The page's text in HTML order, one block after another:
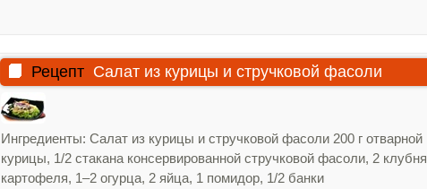
Рецепт Салат из курицы и стручковой фасоли
Ингредиенты: Салат из курицы и стручковой фасоли 200 г отварной
курицы, 1/2 стакана консервированной стручковой фасоли, 2 клубня
картофеля, 1–2 огурца, 2 яйца, 1 помидор, 1/2 банки